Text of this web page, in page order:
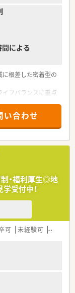
による
根差した密着型の
フバランスに重点
躍できる環境は整っ
しております。
い合わせ
・福利厚生◎地
受付中！
可 未経験可 ブラン